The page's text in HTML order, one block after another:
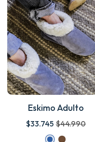
Eskimo Adulto
$33.745 $44.990